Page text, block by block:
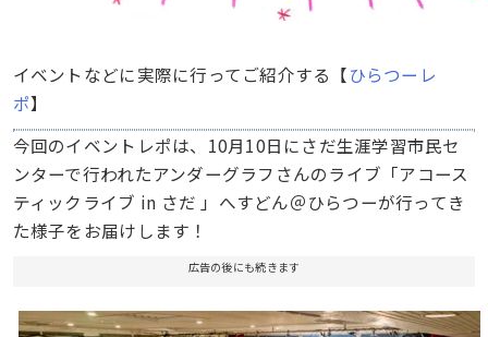
イベントなどに実際に行ってご紹介する【ひらつーレ
ポ】
今回のイベントレポは、10月10日にさだ生涯学習市民セ
ンターで行われたアンダーグラフさんのライブ「アコース
ティックライブ in さだ 」へすどん＠ひらつーが行ってき
た様子をお届けします！
広告の後にも続きます